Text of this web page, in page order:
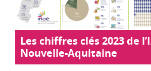
Les chiffres clés 2023 de
Nouvelle-Aquitaine